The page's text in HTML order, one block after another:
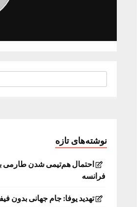
نوشته‌های تازه
احتمال هم‌تیمی شدن طارمی
فرانسه
تهدید یوفا: جام جهانی بدون